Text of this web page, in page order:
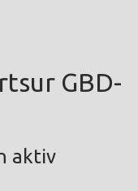
GBD-
aktiv